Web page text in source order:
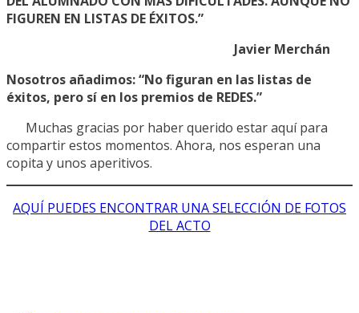
FIGUREN EN LISTAS DE ÉXITOS.”
Javier Merchán
Nosotros añadimos: “No figuran en las listas de
éxitos, pero sí en los premios de REDES.”
Muchas gracias por haber querido estar aquí para
compartir estos momentos. Ahora, nos esperan una
copita y unos aperitivos.
AQUÍ PUEDES ENCONTRAR UNA SELECCIÓN DE FOTOS
DEL ACTO